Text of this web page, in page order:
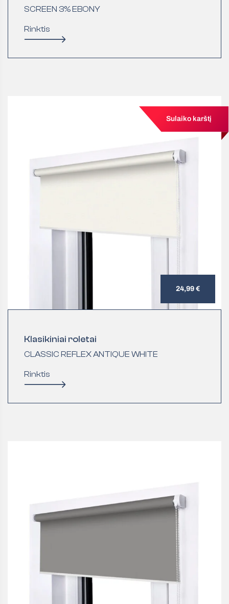
SCREEN 3% EBONY
Rinktis
Sulaiko karštį
24,99 €
Klasikiniai roletai
CLASSIC REFLEX ANTIQUE WHITE
Rinktis